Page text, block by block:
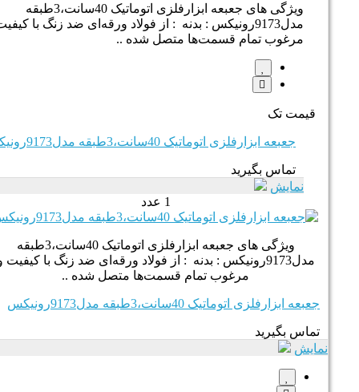
ویژگی های جعبعه ابزارفلزی اتوماتیک 40سانت،3طبقه
مدل9173رونیکس : بدنه : از فولاد ورقه‌ای ضد زنگ با کیفیت و
مرغوب تمام قسمت‌ها متصل شده ..
قیمت تک
جعبعه ابزارفلزی اتوماتیک 40سانت،3طبقه مدل9173رونیکس
تماس بگیرید
نمایش
ویژگی های جعبعه ابزارفلزی اتوماتیک 40سانت،3طبقه
مدل9173رونیکس : بدنه : از فولاد ورقه‌ای ضد زنگ با کیفیت و
مرغوب تمام قسمت‌ها متصل شده ..
جعبعه ابزارفلزی اتوماتیک 40سانت،3طبقه مدل9173رونیکس
تماس بگیرید
نمایش